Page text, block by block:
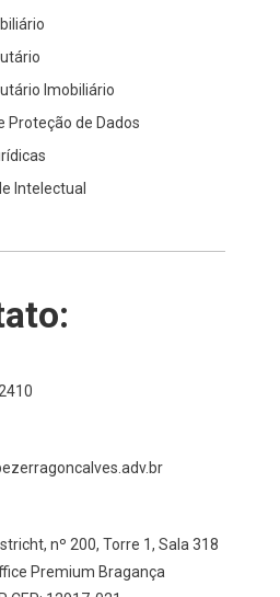
Imobiliário
Proteção de Dados
Intelectual
nº 200, Torre 1, Sala 318
Premium Bragança